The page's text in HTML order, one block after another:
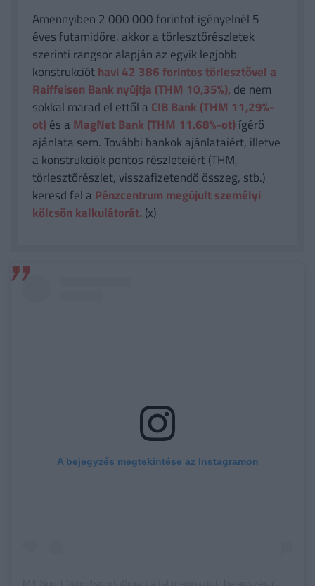
Amennyiben 2 000 000 forintot igényelnél 5
éves futamidőre, akkor a törlesztőrészletek
szerinti rangsor alapján az egyik legjobb
konstrukcióthavi 42 386 forintos törlesztővel a
Raiffeisen Bank nyújtja (THM 10,35%), de nem
sokkal marad el ettől a CIB Bank (THM 11,29%-
ot)és a MagNet Bank (THM 11.68%-ot)ígérő
ajánlata sem. További bankok ajánlataiért, illetve
a konstrukciók pontos részleteiért (THM,
törlesztőrészlet, visszafizetendő összeg, stb.)
keresd fel a Pénzcentrum megújult személyi
kölcsön kalkulátorát. (x)
A bejegyzés megtekintése az Instagramon